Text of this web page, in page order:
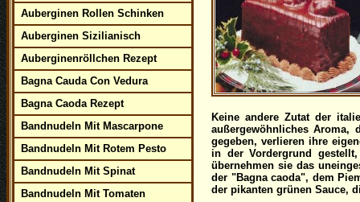
Auberginen Rollen Schinken
Auberginen Sizilianisch
Auberginenröllchen Rezept
Bagna Cauda Con Vedura
Bagna Caoda Rezept
Bandnudeln Mit Mascarpone
Bandnudeln Mit Rotem Pesto
Bandnudeln Mit Spinat
Bandnudeln Mit Tomaten
Keine andere Zutat der
außergewöhnliches Aroma,
gegeben, verlieren ihre
in der Vordergrund
übernehmen sie das
der "Bagna caoda", dem
der pikanten grünen Sauce,